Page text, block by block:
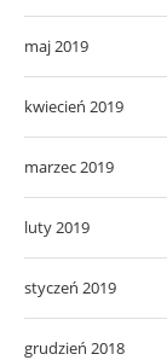
maj 2019
kwiecień 2019
marzec 2019
luty 2019
styczeń 2019
grudzień 2018